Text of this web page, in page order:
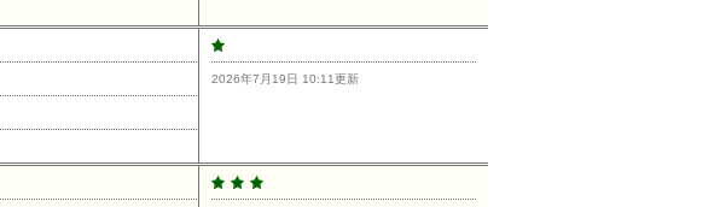
2026年7月19日 10:11更新